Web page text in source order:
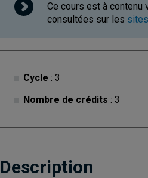
Ce cours est à contenu
consultées sur les
Cycle : 3
Nombre de crédits : 3
Description